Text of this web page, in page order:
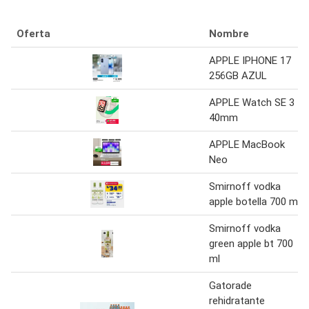
Oferta Nombre
APPLE IPHONE 17
256GB AZUL
APPLE Watch SE 3
40mm
APPLE MacBook
Neo
Smirnoff vodka
apple botella 700 ml
Smirnoff vodka
green apple bt 700
ml
Gatorade
rehidratante